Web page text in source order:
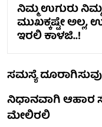
ನಿಮ್ಮ ಉಗುರು
ಮುಖಕ್ಕಷ್ಟೇ
ಇರಲಿ ಕಾಳಜಿ..!
ಸಮಸ್ಯೆ
ನಿಧಾನವಾಗಿ ಆಹಾರ
ಮೇಲಿರಲಿ